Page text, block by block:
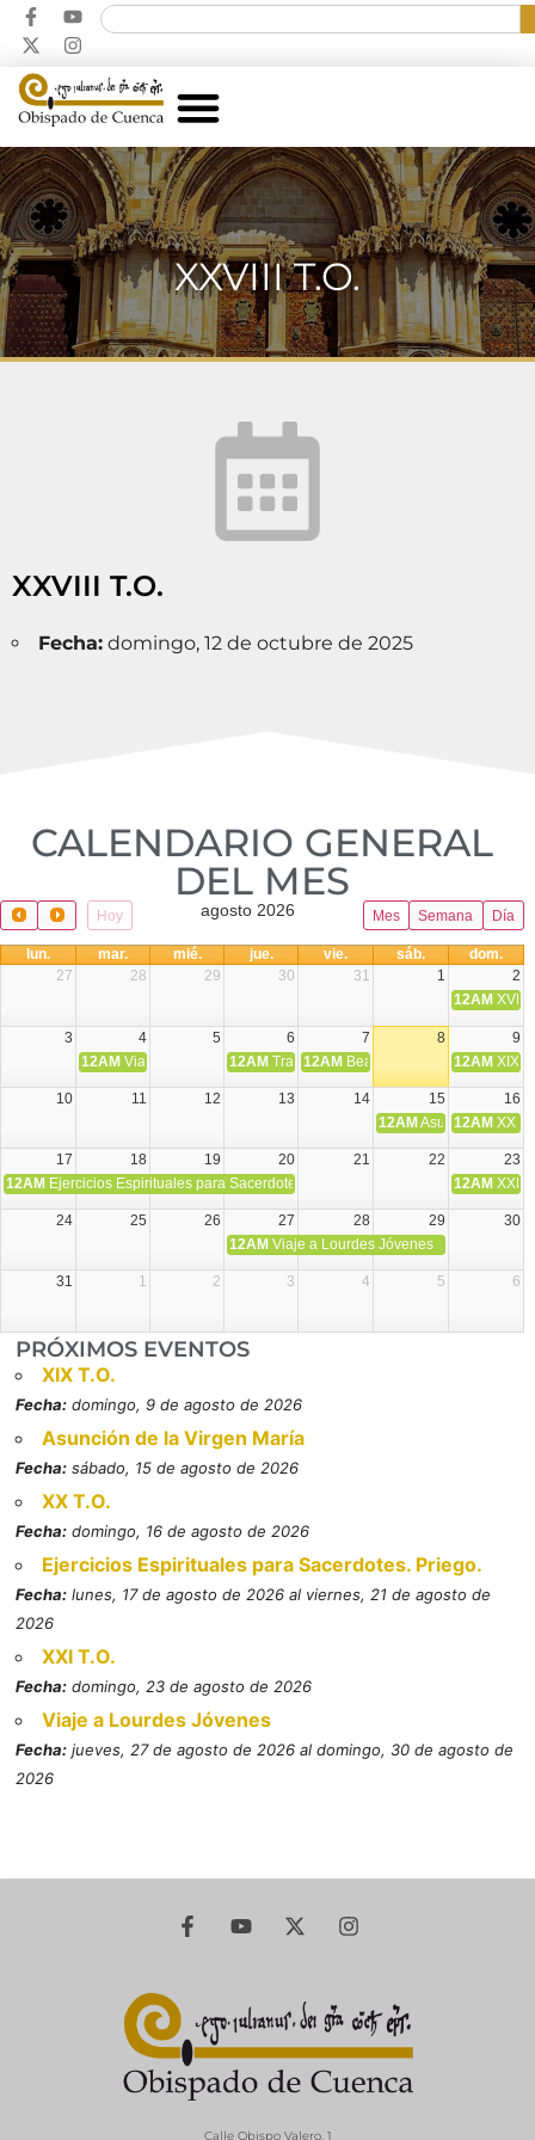
XXVIII T.O.
XXVIII T.O.
Fecha: domingo, 12 de octubre de 2025
CALENDARIO GENERAL
DEL MES​
Hoy Mes Semana Día
agosto 2026
lun. mar. mié. jue. vie. sáb.
dom.
27
28 29 30 31 1
2
12AM XVIII
3 4 5 6 7 8
9
12AM Viaje Diocesano a Japón.
12AM Transfiguración del Señor
12AM Beatos Cruz Laplana,
12AM XIX
10 11 12 13 14 15
16
12AM Asunción de la
12AM XX
17 18 19 20 21 22
23
12AM Ejercicios Espirituales para Sacerdotes. Priego. 12AM XXI
24 25 26 27 28 29
30
12AM Viaje a Lourdes Jóvenes
31 1 2 3 4 5 6
PRÓXIMOS EVENTOS
XIX T.O.
Fecha: domingo, 9 de agosto de 2026
Asunción de la Virgen María
Fecha: sábado, 15 de agosto de 2026
XX T.O.
Fecha: domingo, 16 de agosto de 2026
Ejercicios Espirituales para Sacerdotes. Priego.
Fecha: lunes, 17 de agosto de 2026 al viernes, 21 de agosto de
2026
XXI T.O.
Fecha: domingo, 23 de agosto de 2026
Viaje a Lourdes Jóvenes
Fecha: jueves, 27 de agosto de 2026 al domingo, 30 de agosto de
2026
Calle Obispo Valero, 1